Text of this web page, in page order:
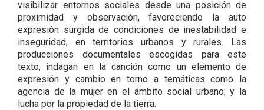
visibilizar entornos sociales desde una posición de
proximidad y observación, favoreciendo la auto
expresión surgida de condiciones de inestabilidad e
inseguridad, en territorios urbanos y rurales. Las
producciones documentales escogidas para este
texto, indagan en la canción como un elemento de
expresión y cambio en torno a temáticas como la
agencia de la mujer en el ámbito social urbano; y la
lucha por la propiedad de la tierra.